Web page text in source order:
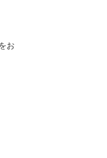
お